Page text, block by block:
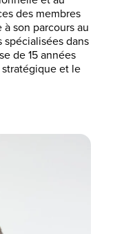
des membres
son parcours au
spécialisées dans
de 15 années
stratégique et le